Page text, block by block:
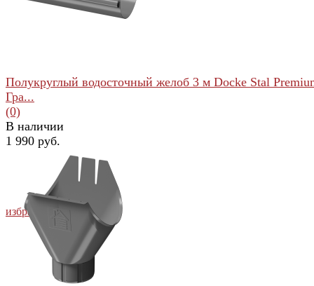
избранное сравнить
Полукруглый водосточный желоб 3 м Docke Stal
Гра...
(0)
В наличии
1 990 руб.